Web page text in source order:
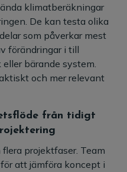
klimatberäkningar
De kan testa olika
som påverkar mest
förändringar i till
bärande system.
och mer relevant
från tidigt
projektfaser. Team
att jämföra koncept i